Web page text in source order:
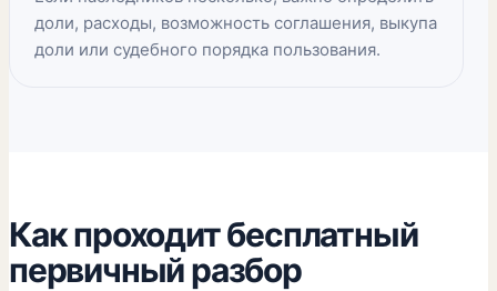
доли, расходы, возможность соглашения, выкупа
доли или судебного порядка пользования.
Как проходит бесплатный
первичный разбор